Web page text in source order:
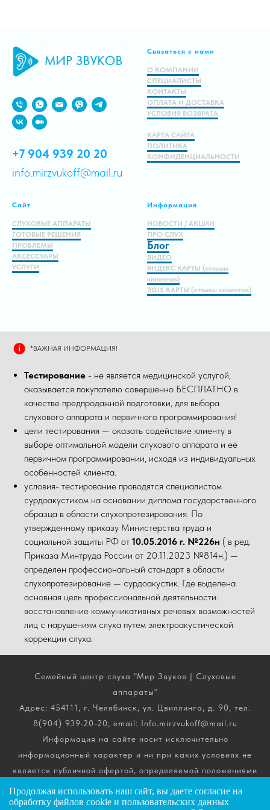
В корзину
Продолжая использовать наш сайт, вы даете согласие на
обработку файлов cookie и пользовательских данных
+7 904 939 20 20
info.mirzvukoff@mail.ru
Связаться с нами
О КОМПАНИИ
СПЕЦИАЛИСТЫ
КОНТАКТЫ
ОПЛАТА И ДОСТАВКА
УСЛОВИЯ ВОЗВРАТА
КАРТА САЙТА
ПОЛИТИКА
КОНФИДЕНЦИАЛЬНОСТИ
Сайт
СЛУХОВЫЕ АППАРАТЫ
ГОТОВЫЕ РЕШЕНИЯ
ПРОБЛЕМЫ
АКСЕССУАРЫ
УСЛУГИ
Информация
НОВОСТИ / АКЦИИ
ПРО СЛУХ
Блог
ВИДЕО
ЯНДЕКС КАРТЫ (отзывы
клиентов)
2GIS КАРТЫ (отзывы клиентов)
*ВАЖНАЯ ИНФОРМАЦИЯ!
Тестирование - не является медицинской услугой,
оказывается покупателю совершенно БЕСПЛАТНО в
качестве предпродажной подготовки, для выбора
слухового аппарата и первичного программирования!
цели тестирования — оказать содействие клиенту в
выборе оптимальной модели слухового аппарата и её
первичном программировании, исходя из индивидуальных
особенностей клиента.
условия- тестирование проводятся специалистом
сурдоакустиком на основании диплома государственного
образца в области слухопротезирования. По
утвержденному приказу Министерства труда и
социальной защиты РФ от 10.05.2016 г. №226н ( в ред.
Приказа Минтруда России от 20.11.2023 №814н.) —
определен профессиональный стандарт в области
слухопротезирование — сурдоакустик. Где выделена
основная цель профессиональной деятельности:
восстановление коммуникативных речевых возможностей
лиц с нарушениям слуха путем электроакустической
коррекции слуха.
Семейный центр слуха "Мир Звуков | Слуховые
аппараты"
Адрес: 454111, г. Челябинск, ул. Цвиллинга, д. 90, тел.
8(904) 939-20-20, email: Info.mirzvukoff@mail.ru
Информация на сайте носит исключительно
информационный характер и ни при каких условиях не
является публичной офертой, определяемой положениями
ч. 2 ст. 437 Гражданского кодекса РФ. Получить
подробную информацию о стоимости, комплектации и